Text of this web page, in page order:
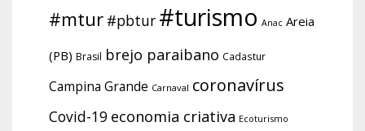
#mtur #pbtur #turismo Anac Areia
(PB) Brasil brejo paraibano Cadastur
Campina Grande Carnaval coronavírus
Covid-19 economia criativa Ecoturismo